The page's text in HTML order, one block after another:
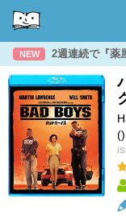
NEW 2週連続で『薬
()